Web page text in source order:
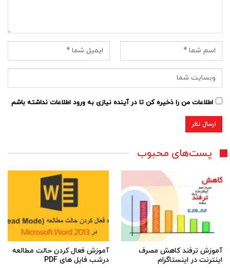
اطلاعات من را ذخیره کن تا در آینده نیازی به ورود اطلاعات نداشته باشم
پست‌های محبوب
آموزش ترفند کاهش مصرف
اینترنت در اینستاگرام
آموزش فعال کردن حالت مطالعه
درشب فایل های PDF